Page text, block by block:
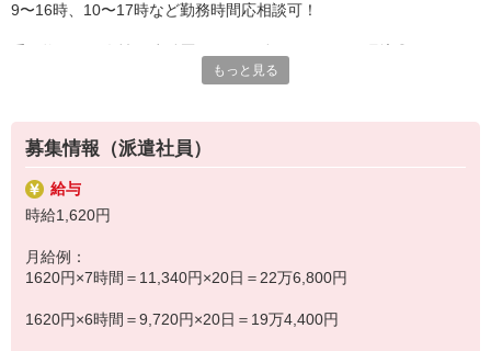
気になることやご質問はお問い合わせだけも大歓迎☆彡
9〜16時、10〜17時など勤務時間応相談可！
全体の9割リフト、ほぼ乗りっぱなし！
ほかラベル貼りなど軽作業をお願いします。
快適に作業ができる環境が整っています。
もっと見る
募集情報（派遣社員）
給与
時給1,620円
月給例：
1620円×7時間＝11,340円×20日＝22万6,800円
1620円×6時間＝9,720円×20日＝19万4,400円